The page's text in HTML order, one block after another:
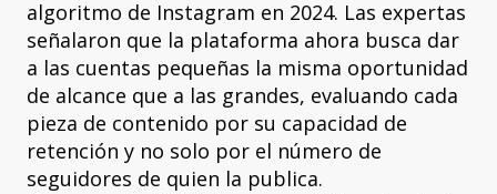
algoritmo de Instagram en 2024. Las expertas
señalaron que la plataforma ahora busca dar
a las cuentas pequeñas la misma oportunidad
de alcance que a las grandes, evaluando cada
pieza de contenido por su capacidad de
retención y no solo por el número de
seguidores de quien la publica.